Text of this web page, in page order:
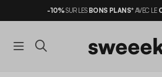
-10%SUR LES BONS PLANS*AVEC LE